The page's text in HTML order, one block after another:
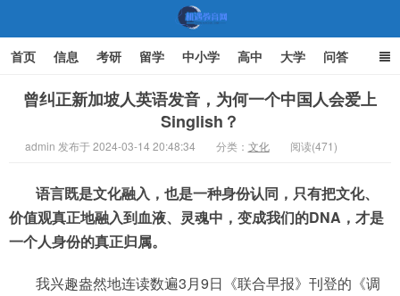
机遇教育网
首页 信息 考研 留学 中小学 高中 大学 问答
文化 家庭教育
曾纠正新加坡人英语发音，为何一个中国人会爱上
Singlish？
admin 发布于 2024-03-14 20:48:34 分类： 文化 阅读(471)
语言既是文化融入，也是一种身份认同，只有把文化、
价值观真正地融入到血液、灵魂中，变成我们的DNA，才是
一个人身份的真正归属。
我兴趣盎然地连读数遍3月9日《联合早报》刊登的《调